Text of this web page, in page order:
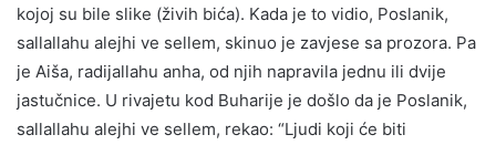
kojoj su bile slike (živih bića). Kada je to vidio, Poslanik,
sallallahu alejhi ve sellem, skinuo je zavjese sa prozora. Pa
je Aiša, radijallahu anha, od njih napravila jednu ili dvije
jastučnice. U rivajetu kod Buharije je došlo da je Poslanik,
sallallahu alejhi ve sellem, rekao: “Ljudi koji će biti